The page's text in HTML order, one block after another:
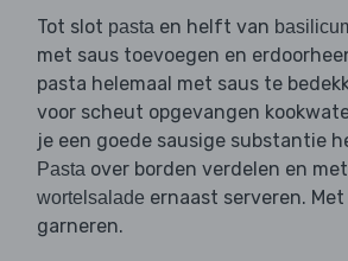
Tot slot pasta en helft van
met saus toevoegen en
pasta helemaal met saus te
voor scheut opgevangen
je een goede sausige substantie
Pasta over borden verdelen en met
wortelsalade ernaast serveren.
garneren.